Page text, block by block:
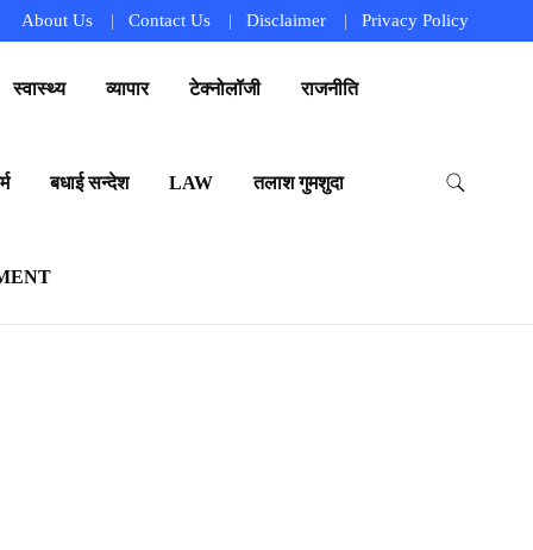
About Us Contact Us Disclaimer Privacy Policy
स्वास्थ्य व्यापार टेक्नोलॉजी राजनीति
बधाई सन्देश LAW तलाश गुमशुदा